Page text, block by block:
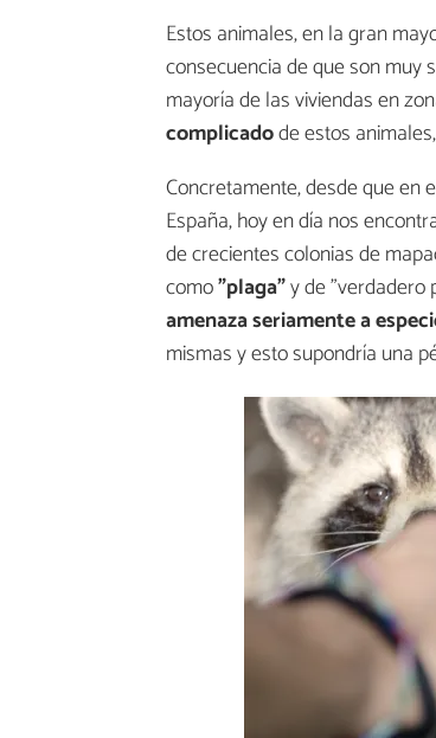
Estos animales, en la gran
consecuencia de que son muy
mayoría de las viviendas en
complicadode estos
Concretamente, desde que en
España, hoy en día nos
de crecientes colonias de
como"plaga"y de "verdadero
amenaza seriamente a
mismas y esto supondría una